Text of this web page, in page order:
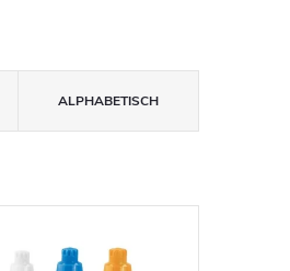
ALPHABETISCH